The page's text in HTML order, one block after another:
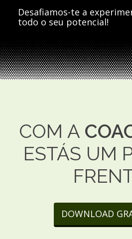
Desafiamos-te a
todo o seu potencial!
COM A
ESTÁS UM
DOWNLOAD